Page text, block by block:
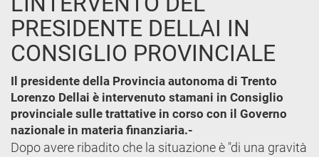
PRESIDENTE DELLAI IN
CONSIGLIO PROVINCIALE
Il presidente della Provincia autonoma di Trento
Lorenzo Dellai è intervenuto stamani in Consiglio
provinciale sulle trattative in corso con il Governo
nazionale in materia finanziaria.-
Dopo avere ribadito che la situazione è "di una gravità